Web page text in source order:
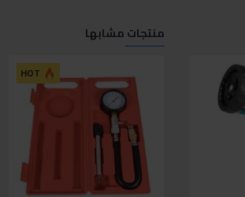
متوفر
منتجات مشابها
HOT